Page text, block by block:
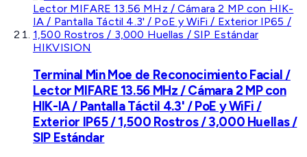
HIKVISION
Terminal Min Moe de Reconocimiento Facial /
Lector MIFARE 13.56 MHz / Cámara 2 MP con
HIK-IA / Pantalla Táctil 4.3' / PoE y WiFi /
Exterior IP65 / 1,500 Rostros / 3,000 Huellas /
SIP Estándar